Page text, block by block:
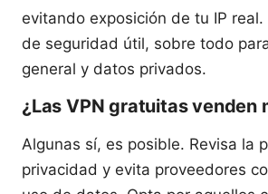
evitando exposición de tu IP real.
de seguridad útil, sobre todo
general y datos privados.
¿Las VPN gratuitas venden
Algunas sí, es posible. Revisa la
privacidad y evita proveedores